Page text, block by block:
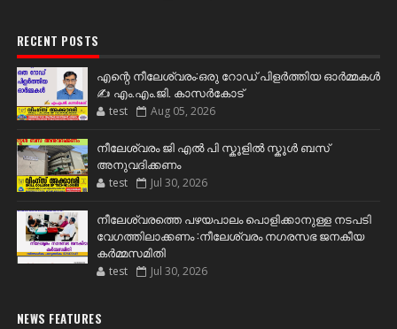
RECENT POSTS
എന്റെ നീലേശ്വരം:ഒരു റോഡ് പിളർത്തിയ ഓർമ്മകൾ
✍️ എം.എം.ജി. കാസർകോട്
test Aug 05, 2026
നീലേശ്വരം ജി എൽ പി സ്കൂളിൽ സ്കൂൾ ബസ്
അനുവദിക്കണം
test Jul 30, 2026
നീലേശ്വരത്തെ പഴയപാലം പൊളിക്കാനുള്ള നടപടി
വേഗത്തിലാക്കണം :നീലേശ്വരം നഗരസഭ ജനകീയ
കർമ്മസമിതി
test Jul 30, 2026
NEWS FEATURES